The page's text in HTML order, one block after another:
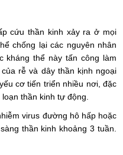
cứu thần kinh xảy ra ở mọi
chống lại các nguyên nhân
kháng thể này tấn công làm
rễ và dây thần kịnh ngoại
cơ tiến triển nhiều nơi, đặc
thần kinh tự động.
virus đường hô hấp hoặc
thần kinh khoảng 3 tuần.